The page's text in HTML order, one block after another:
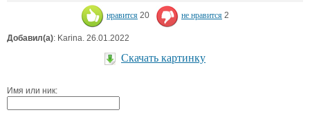
нравится 20 не нравится 2
Добавил(а): Karina. 26.01.2022
Скачать картинку
Имя или ник: